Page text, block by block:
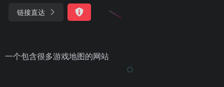
链接直达
一个包含很多游戏地图的网站